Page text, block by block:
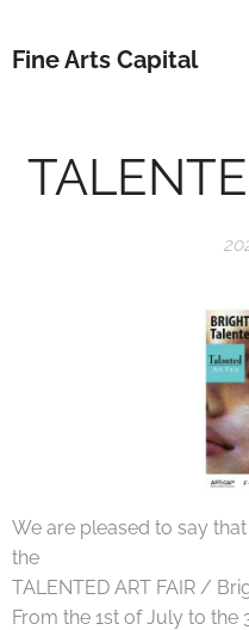
Fine Arts Capital
We are pleased to say
the
TALENTED ART FAIR /
From the 1st of July to the